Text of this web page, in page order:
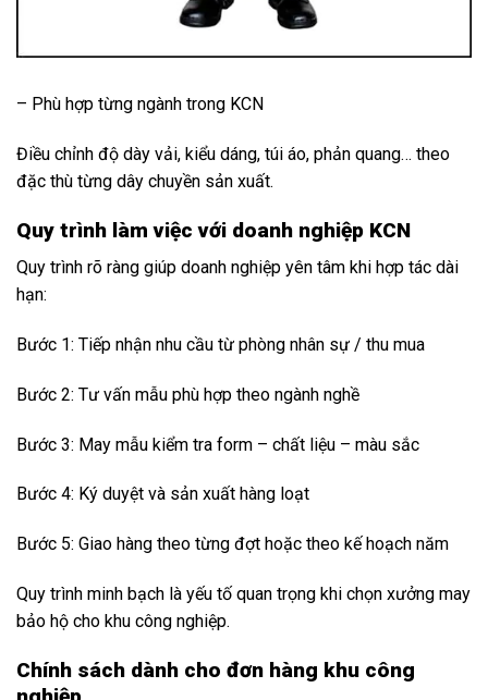
– Phù hợp từng ngành trong KCN
Điều chỉnh độ dày vải, kiểu dáng, túi áo, phản quang… theo
đặc thù từng dây chuyền sản xuất.
Quy trình làm việc với doanh nghiệp KCN
Quy trình rõ ràng giúp doanh nghiệp yên tâm khi hợp tác dài
hạn:
Bước 1: Tiếp nhận nhu cầu từ phòng nhân sự / thu mua
Bước 2: Tư vấn mẫu phù hợp theo ngành nghề
Bước 3: May mẫu kiểm tra form – chất liệu – màu sắc
Bước 4: Ký duyệt và sản xuất hàng loạt
Bước 5: Giao hàng theo từng đợt hoặc theo kế hoạch năm
Quy trình minh bạch là yếu tố quan trọng khi chọn xưởng may
bảo hộ cho khu công nghiệp.
Chính sách dành cho đơn hàng khu công